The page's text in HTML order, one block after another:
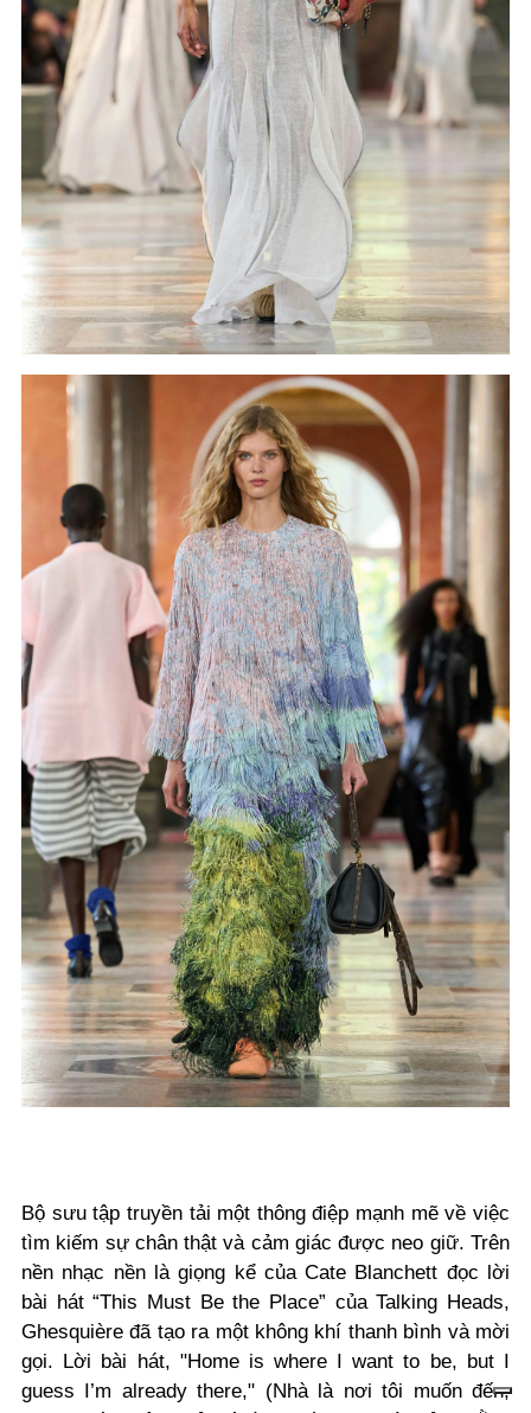
Bộ sưu tập truyền tải một thông điệp mạnh mẽ về việc
tìm kiếm sự chân thật và cảm giác được neo giữ. Trên
nền nhạc nền là giọng kể của Cate Blanchett đọc lời
bài hát “This Must Be the Place” của Talking Heads,
Ghesquière đã tạo ra một không khí thanh bình và mời
gọi. Lời bài hát, "Home is where I want to be, but I
guess I’m already there," (Nhà là nơi tôi muốn đến,